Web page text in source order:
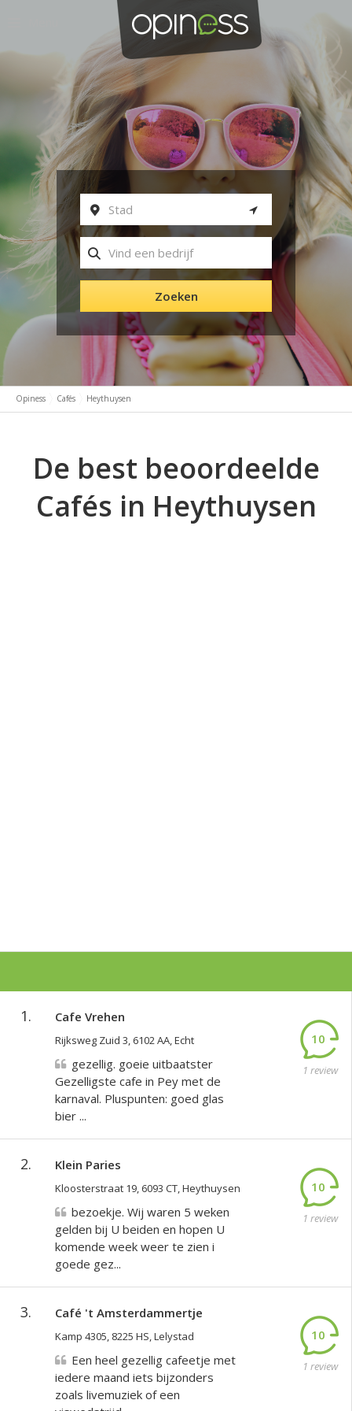
Zoeken
Opiness Cafés Heythuysen
De best beoordeelde
Cafés in Heythuysen
1. Cafe Vrehen
Rijksweg Zuid 3, 6102 AA, Echt 10
1 review
gezellig. goeie uitbaatster
Gezelligste cafe in Pey met de
karnaval. Pluspunten: goed glas
bier ...
2. Klein Paries
Kloosterstraat 19, 6093 CT, Heythuysen 10
1 review
bezoekje. Wij waren 5 weken
gelden bij U beiden en hopen U
komende week weer te zien i
goede gez...
3. Café 't Amsterdammertje
Kamp 4305, 8225 HS, Lelystad 10
1 review
Een heel gezellig cafeetje met
iedere maand iets bijzonders
zoals livemuziek of een